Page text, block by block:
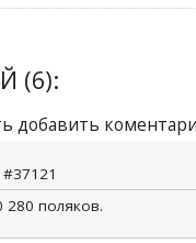
(6):
добавить
280 поляков.